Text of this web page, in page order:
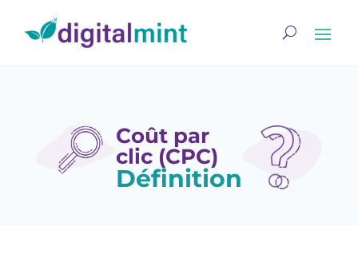
Coût par
clic (CPC)
Définition